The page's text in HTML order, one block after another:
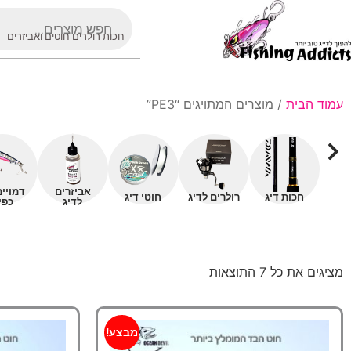
חכות רולרים חוטים ואביזרים
עמוד הבית / מוצרים המתויגים “PE3”
חכות דיג רולרים לדיג חוטי דיג
אביזרים
לדיג
מציגים את כל ⁦7⁩ התוצאות
מבצע!